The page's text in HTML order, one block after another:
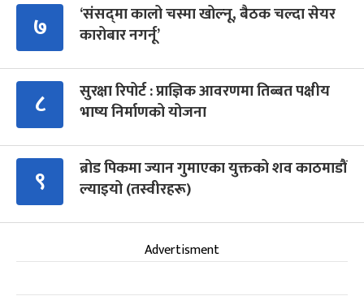
७
‘संसद्‍मा कालो चस्मा खोल्नू, बैठक चल्दा सेयर
कारोबार नगर्नू’
८
सुरक्षा रिपोर्ट : प्राज्ञिक आवरणमा तिब्बत पक्षीय
भाष्य निर्माणको योजना
९
ब्रोड पिकमा ज्यान गुमाएका युक्तको शव काठमाडौं
ल्याइयो (तस्वीरहरू)
Advertisment